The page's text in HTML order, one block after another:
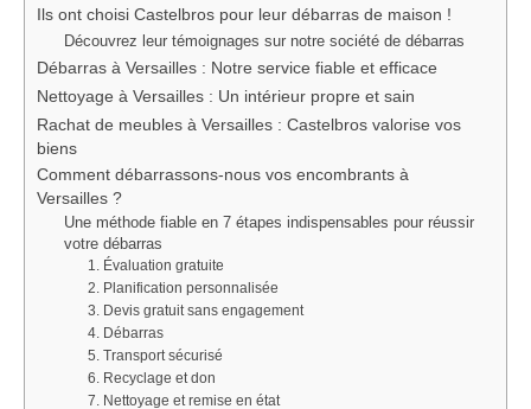
Ils ont choisi Castelbros pour leur débarras de maison !
Découvrez leur témoignages sur notre société de débarras
Débarras à Versailles : Notre service fiable et efficace
Nettoyage à Versailles : Un intérieur propre et sain
Rachat de meubles à Versailles : Castelbros valorise vos
biens
Comment débarrassons-nous vos encombrants à
Versailles ?
Une méthode fiable en 7 étapes indispensables pour réussir
votre débarras
1. Évaluation gratuite
2. Planification personnalisée
3. Devis gratuit sans engagement
4. Débarras
5. Transport sécurisé
6. Recyclage et don
7. Nettoyage et remise en état